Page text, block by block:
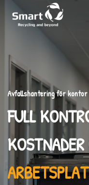
Avfallshantering för
FULL